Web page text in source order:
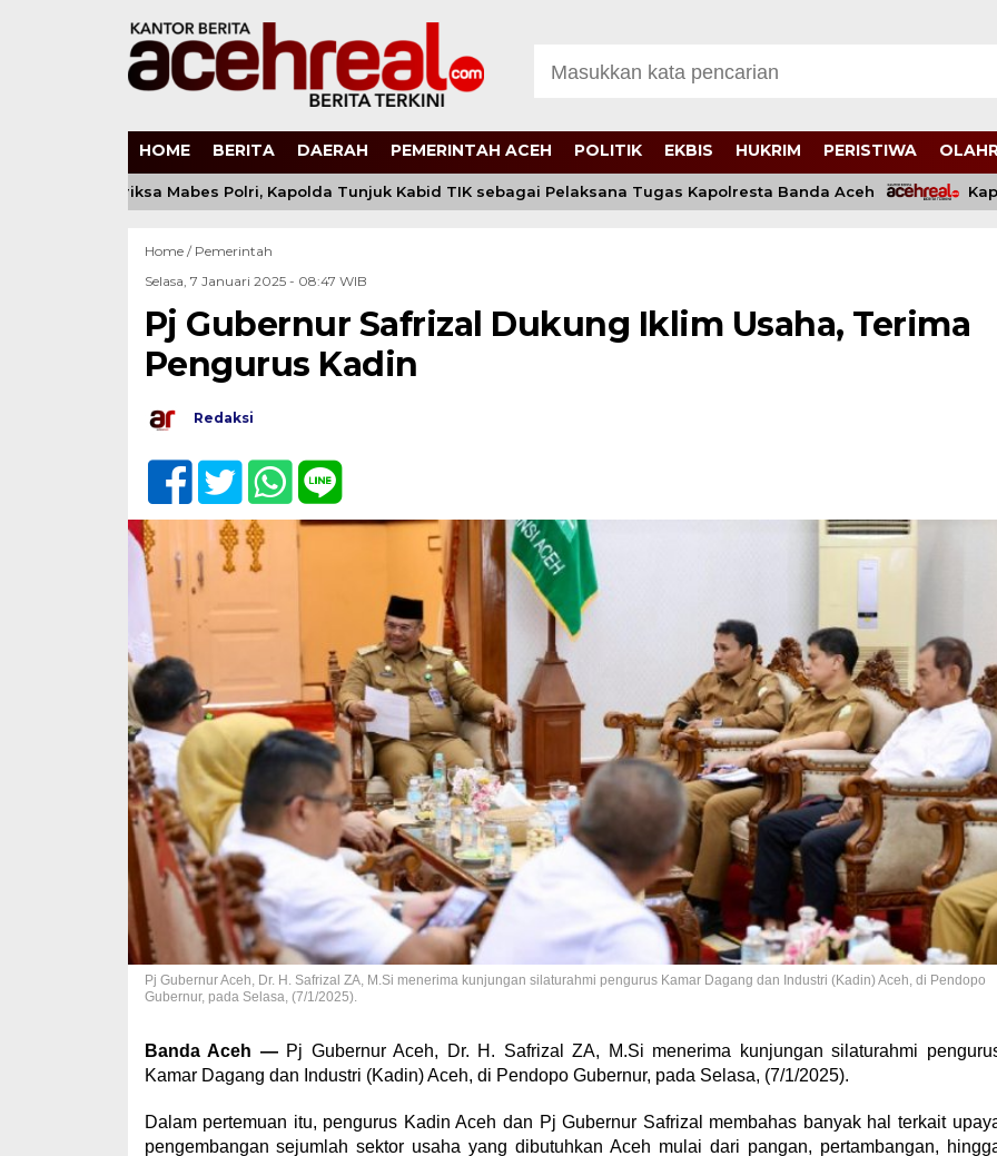
HOME BERITA DAERAH PEMERINTAH ACEH POLITIK EKBIS HUKRIM PERISTIWA
Diperiksa Mabes Polri, Kapolda Tunjuk Kabid TIK sebagai Pelaksana Tugas Kapolresta Banda Aceh
Home / Pemerintah
Selasa, 7 Januari 2025 - 08:47 WIB
Pj Gubernur Safrizal Dukung Iklim Usaha, Terima
Pengurus Kadin
Redaksi
Pj Gubernur Aceh, Dr. H. Safrizal ZA, M.Si menerima kunjungan silaturahmi pengurus Kamar Dagang dan Industri (Kadin) Aceh, di Pendopo
Gubernur, pada Selasa, (7/1/2025).
Banda Aceh —Pj Gubernur Aceh, Dr. H. Safrizal ZA, M.Si menerima kunjungan silaturahmi
Kamar Dagang dan Industri (Kadin) Aceh, di Pendopo Gubernur, pada Selasa, (7/1/2025).
Dalam pertemuan itu, pengurus Kadin Aceh dan Pj Gubernur Safrizal membahas banyak hal terkait
pengembangan sejumlah sektor usaha yang dibutuhkan Aceh mulai dari pangan, pertambangan,